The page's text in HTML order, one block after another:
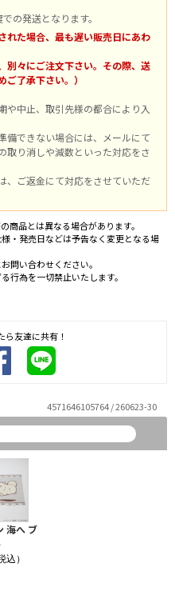
の発送となります。
た場合、最も遅い販売日にあわ
別々にご注文下さい。その際、送
了承下さい。）
中止、取引先様の都合により入
備できない場合には、メールにて
取り消しや減数といった対応をさ
、ご返金にて対応をさせていただ
商品とは異なる場合があります。
・発売日などは予告なく変更となる場
問い合わせください。
行為を一切禁止いたします。
ら友達に共有！
4571646105764 / 260623-30
海へ ブ
）